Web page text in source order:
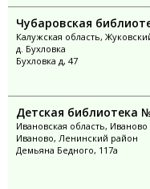
Чубаровская
Калужская область,
д. Бухловка
Бухловка д, 47
Детская библиотека
Ивановская область,
Иваново, Ленинский район
Демьяна Бедного, 117а